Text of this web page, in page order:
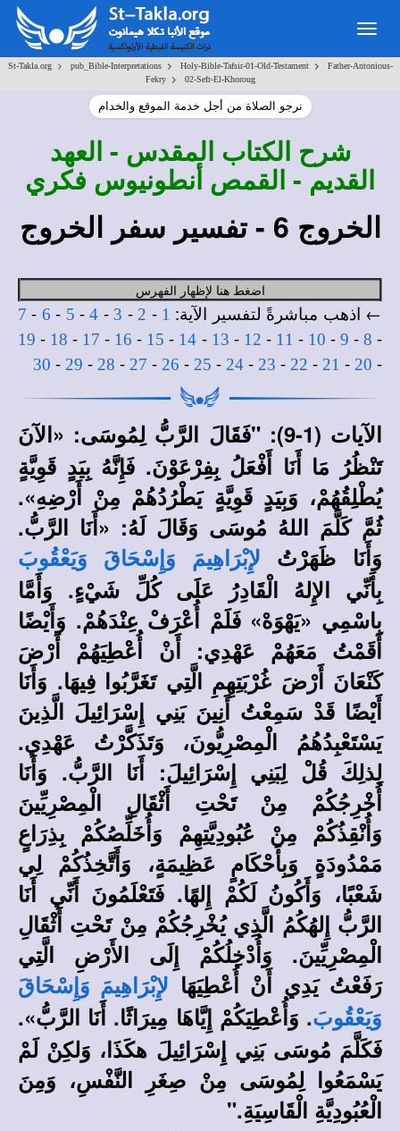
St-Takla.org> pub_Bible-Interpretations> Holy-Bible-Tafsir-01-Old-Testament>
Father-Antonious-
Fekry> 02-Sefr-El-Khoroug
نرجو الصلاة من أجل خدمة الموقع والخدام
شرح الكتاب المقدس - العهد
القديم - القمص أنطونيوس فكري
الخروج 6 - تفسير سفر الخروج
اضغط هنا لإظهار الفهرس
← اذهب مباشرةً لتفسير الآية: 1
-
2
-
3
-
4
-
5
-
6
-
7
-
8
-
9
-
10
-
11
-
12
-
13
-
14
-
15
-
16
-
17
-
18
-
19
-
20
-
21
-
22
-
23
-
24
-
25
-
26
-
27
-
28
-
29
-
30
الآيات (1-9): "فَقَالَ الرَّبُّ لِمُوسَى: «الآنَ
تَنْظُرُ مَا أَنَا أَفْعَلُ بِفِرْعَوْنَ. فَإِنَّهُ بِيَدٍ قَوِيَّةٍ
يُطْلِقُهُمْ، وَبِيَدٍ قَوِيَّةٍ يَطْرُدُهُمْ مِنْ أَرْضِهِ».
ثُمَّ كَلَّمَ اللهُ مُوسَى وَقَالَ لَهُ: «أَنَا الرَّبُّ.
وَأَنَا ظَهَرْتُ
لإِبْرَاهِيمَ وَإِسْحَاقَ وَيَعْقُوبَ
بِأَنِّي الإِلهُ الْقَادِرُ عَلَى كُلِّ شَيْءٍ. وَأَمَّا
بِاسْمِي «يَهْوَهْ» فَلَمْ أُعْرَفْ عِنْدَهُمْ. وَأَيْضًا
أَقَمْتُ مَعَهُمْ عَهْدِي: أَنْ أُعْطِيَهُمْ أَرْضَ
كَنْعَانَ أَرْضَ غُرْبَتِهِمِ الَّتِي تَغَرَّبُوا فِيهَا. وَأَنَا
أَيْضًا قَدْ سَمِعْتُ أَنِينَ بَنِي إِسْرَائِيلَ الَّذِينَ
يَسْتَعْبِدُهُمُ الْمِصْرِيُّونَ، وَتَذَكَّرْتُ عَهْدِي.
لِذلِكَ قُلْ لِبَنِي إِسْرَائِيلَ: أَنَا الرَّبُّ. وَأَنَا
أُخْرِجُكُمْ مِنْ تَحْتِ أَثْقَالِ الْمِصْرِيِّينَ
وَأُنْقِذُكُمْ مِنْ عُبُودِيَّتِهِمْ وَأُخَلِّصُكُمْ بِذِرَاعٍ
مَمْدُودَةٍ وَبِأَحْكَامٍ عَظِيمَةٍ، وَأَتَّخِذُكُمْ لِي
شَعْبًا، وَأَكُونُ لَكُمْ إِلهًا. فَتَعْلَمُونَ أَنِّي أَنَا
الرَّبُّ إِلهُكُمُ الَّذِي يُخْرِجُكُمْ مِنْ تَحْتِ أَثْقَالِ
الْمِصْرِيِّينَ. وَأُدْخِلُكُمْ إِلَى الأَرْضِ الَّتِي
رَفَعْتُ يَدِي أَنْ أُعْطِيَهَا
لإِبْرَاهِيمَ وَإِسْحَاقَ
وَيَعْقُوبَ. وَأُعْطِيَكُمْ إِيَّاهَا مِيرَاثًا. أَنَا الرَّبُّ».
فَكَلَّمَ مُوسَى بَنِي إِسْرَائِيلَ هكَذَا، وَلكِنْ لَمْ
يَسْمَعُوا لِمُوسَى مِنْ صِغَرِ النَّفْسِ، وَمِنَ
الْعُبُودِيَّةِ الْقَاسِيَةِ."